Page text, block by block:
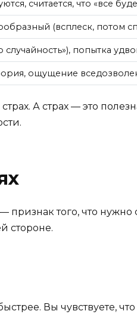
считается, что «все
(всплеск, потом
попытка
ощущение
А страх — это
признак того, что нужно
стороне.
Вы чувствуете, что